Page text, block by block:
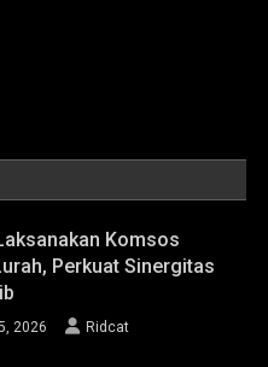
Komsos
Perkuat Sinergitas
2026 Ridcat